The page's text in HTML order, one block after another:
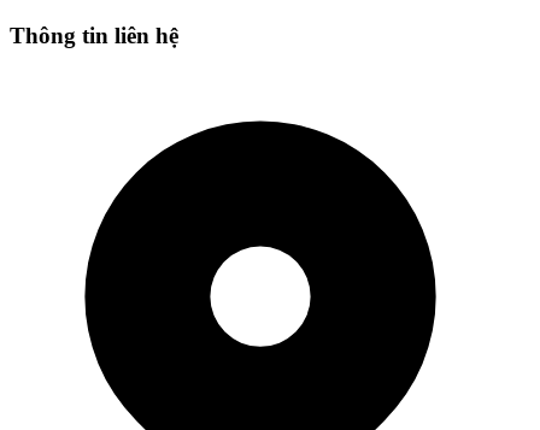
Thông tin liên hệ